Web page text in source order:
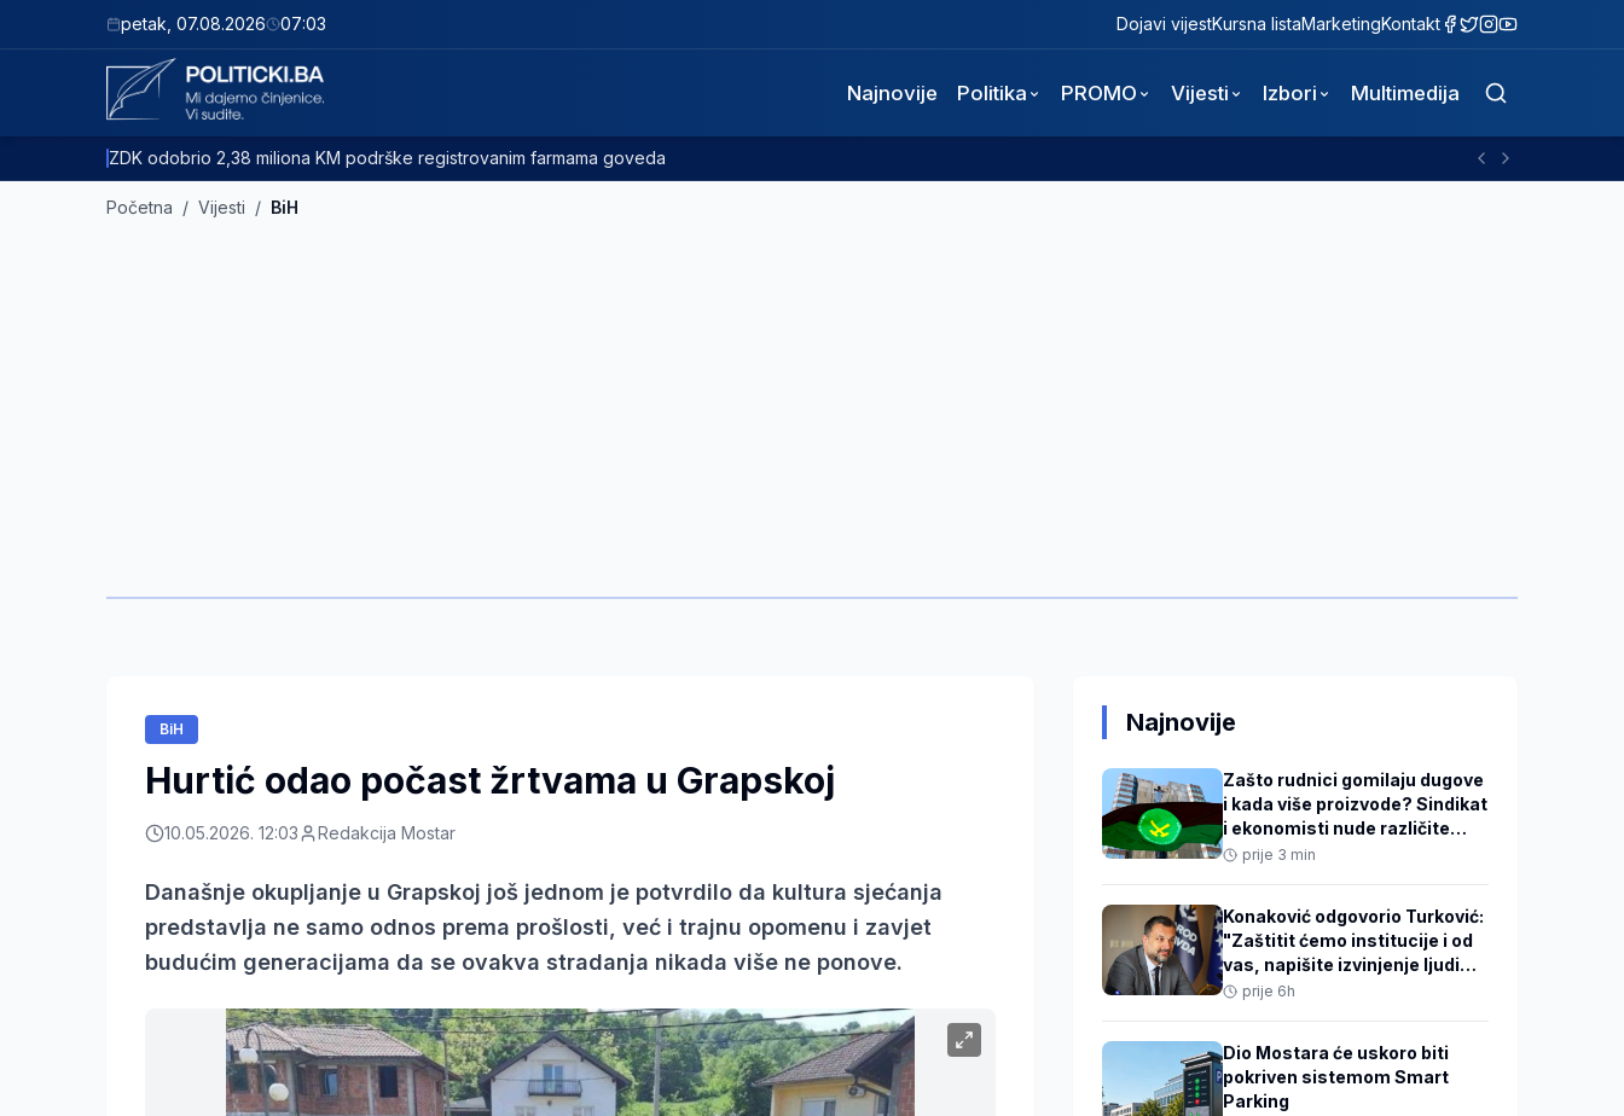
petak 07.08.2026 07:03 Dojavi vijestKursna listaMarketingKontakt
Najnovije Politika PROMO Vijesti Izbori Multimedija
ZDK odobrio 2,38 miliona KM podrške registrovanim farmama goveda
Početna / Vijesti / BiH
BiH
Hurtić odao počast žrtvama u Grapskoj
10.05.2026. 12:03 Redakcija Mostar
Današnje okupljanje u Grapskoj još jednom je potvrdilo da kultura sjećanja
predstavlja ne samo odnos prema prošlosti, već i trajnu opomenu i zavjet
budućim generacijama da se ovakva stradanja nikada više ne ponove.
Najnovije
Zašto rudnici gomilaju dugove
i kada više proizvode? Sindikat
i ekonomisti nude različite
odgovore
prije 3 min
Konaković odgovorio Turković:
"Zaštitit ćemo institucije i od
vas, napišite izvinjenje ljudima
u DKP mreži"
prije 6h
Dio Mostara će uskoro biti
pokriven sistemom Smart
Parking